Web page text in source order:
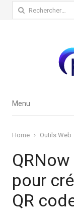
Rechercher :
Menu
Menu
Home Outils Web
pour
QR